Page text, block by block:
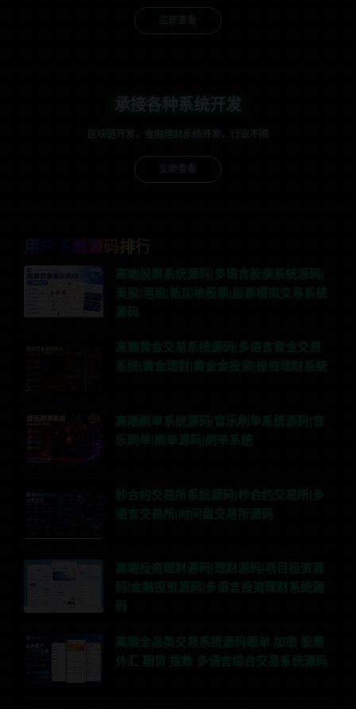
立即查看
承接各种系统开发
区块链开发，金融理财系统开发，行业不限
立即查看
用户下载源码排行
高端股票系统源码|多语言股票系统源码|
美股|港股|新加坡股票|股票模拟交易系统
源码
高端黄金交易系统源码|多语言黄金交易
系统|黄金理财|黄金金投资|投资理财系统
高端刷单系统源码|音乐刷单系统源码|音
乐刷单|刷单源码|刷单系统
秒合约交易所系统源码|秒合约交易所|多
语言交易所|时间盘交易所源码
高端投资理财源码|理财源码|项目投资源
码|金融投资源码|多语言投资理财系统源
码
高端全品类交易系统源码跟单 加密 股票
外汇 期货 指数 多语言综合交易系统源码